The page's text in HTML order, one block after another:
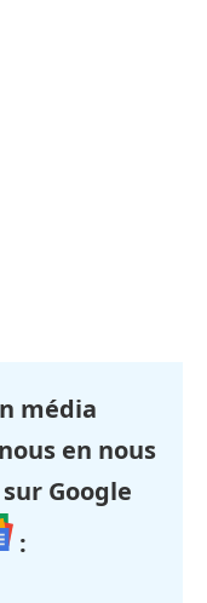
média
en nous
Google
: